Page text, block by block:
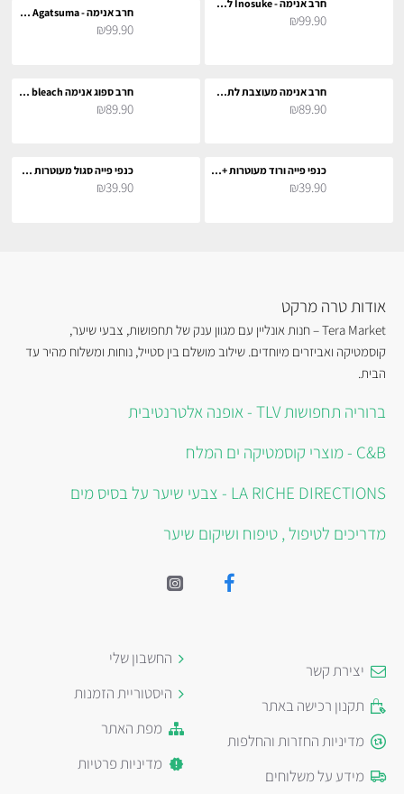
חרב אנימה - Inosuke לתחפושת וקוספליי
₪99.90 חרב אנימה - Zenitsu Agatsuma לתחפושת וקוספליי
₪99.90
חרב אנימה מעוצבת לתחפושת וקוספליי
₪89.90
חרב ספוג אנימה bleach לתחפושת וקוספליי
₪89.90
כנפי פייה ורוד מעוטרות + תאורה צבעונית לתחפושת קוספליי
₪39.90
כנפי פייה סגול מעוטרות + תאורה צבעונית לתחפושת קוספליי
₪39.90
אודות טרה מרקט
Tera Market – חנות אונליין עם מגוון ענק של תחפושות, צבעי שיער,
קוסמטיקה ואביזרים מיוחדים. שילוב מושלם בין סטייל, נוחות ומשלוח מהיר עד
הבית.
ברוריה תחפושות TLV - אופנה אלטרנטיבית
C&B - מוצרי קוסמטיקה ים המלח
LA RICHE DIRECTIONS - צבעי שיער על בסיס מים
מדריכים לטיפול , טיפוח ושיקום שיער
יצירת קשר
תקנון רכישה באתר
מדיניות החזרות והחלפות
מידע על משלוחים
החשבון שלי
היסטוריית הזמנות
מפת האתר
מדיניות פרטיות